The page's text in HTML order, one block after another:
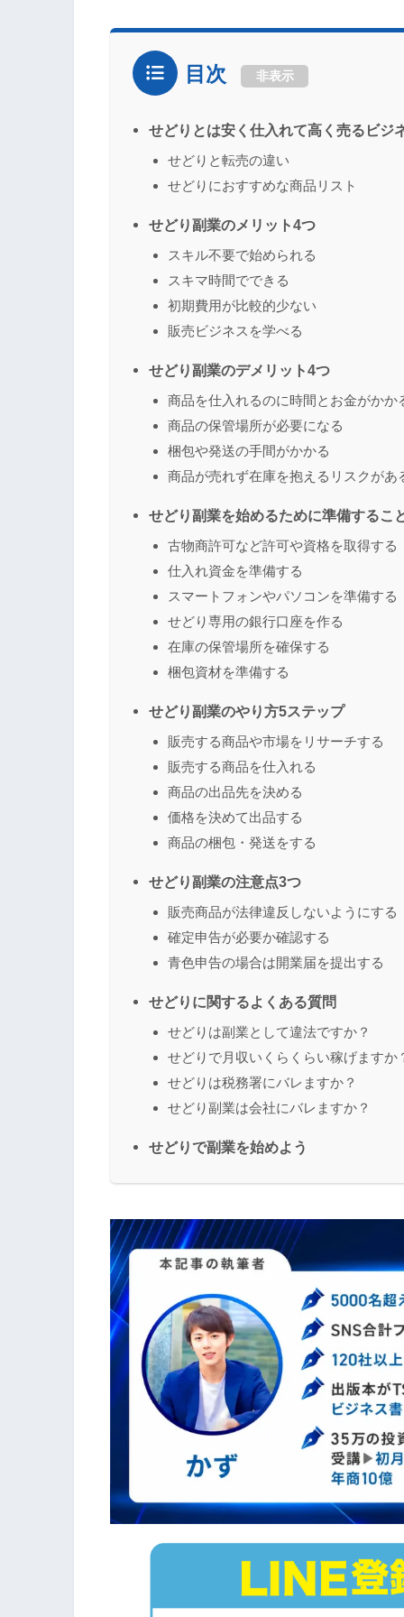
目次 非表示
せどりとは安く仕入れて高く売るビジ
せどりと転売の違い
せどりにおすすめな商品リスト
せどり副業のメリット4つ
スキル不要で始められる
スキマ時間でできる
初期費用が比較的少ない
販売ビジネスを学べる
せどり副業のデメリット4つ
商品を仕入れるのに時間とお金がかか
商品の保管場所が必要になる
梱包や発送の手間がかかる
商品が売れず在庫を抱えるリスクがあ
せどり副業を始めるために準備するこ
古物商許可など許可や資格を取得する
仕入れ資金を準備する
スマートフォンやパソコンを準備する
せどり専用の銀行口座を作る
在庫の保管場所を確保する
梱包資材を準備する
せどり副業のやり方5ステップ
販売する商品や市場をリサーチする
販売する商品を仕入れる
商品の出品先を決める
価格を決めて出品する
商品の梱包・発送をする
せどり副業の注意点3つ
販売商品が法律違反しないようにする
確定申告が必要か確認する
青色申告の場合は開業届を提出する
せどりに関するよくある質問
せどりは副業として違法ですか？
せどりで月収いくらくらい稼げますか
せどりは税務署にバレますか？
せどり副業は会社にバレますか？
せどりで副業を始めよう